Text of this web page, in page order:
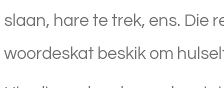
slaan, hare te trek, ens. Die
woordeskat beskik om